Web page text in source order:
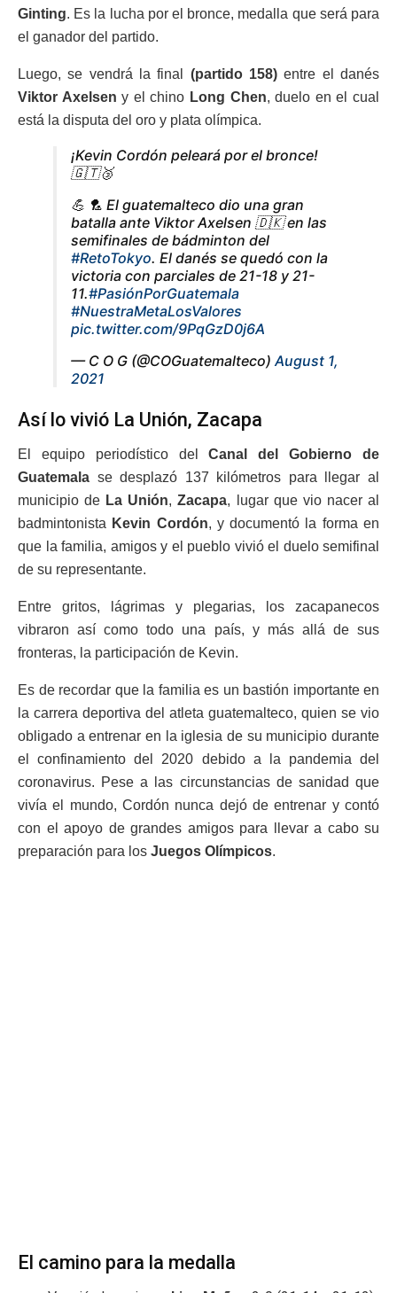
Ginting. Es la lucha por el bronce, medalla que será para
el ganador del partido.
Luego, se vendrá la final (partido 158) entre el danés
Viktor Axelsen y el chino Long Chen, duelo en el cual
está la disputa del oro y plata olímpica.
¡Kevin Cordón peleará por el bronce!
🇬🇹🥉
💪 🏸 El guatemalteco dio una gran
batalla ante Viktor Axelsen 🇩🇰 en las
semifinales de bádminton del
#RetoTokyo. El danés se quedó con la
victoria con parciales de 21-18 y 21-
11.#PasiónPorGuatemala
#NuestraMetaLosValores
pic.twitter.com/9PqGzD0j6A
— C O G (@COGuatemalteco)August 1,
2021
Así lo vivió La Unión, Zacapa
El equipo periodístico delCanal del Gobierno de
Guatemala se desplazó 137 kilómetros para llegar al
municipio de La Unión, Zacapa, lugar que vio nacer al
badmintonista Kevin Cordón, y documentó la forma en
que la familia, amigos y el pueblo vivió el duelo semifinal
de su representante.
Entre gritos, lágrimas y plegarias, los zacapanecos
vibraron así como todo una país, y más allá de sus
fronteras, la participación de Kevin.
Es de recordar que la familia es un bastión importante en
la carrera deportiva del atleta guatemalteco, quien se vio
obligado a entrenar en la iglesia de su municipio durante
el confinamiento del 2020 debido a la pandemia del
coronavirus. Pese a las circunstancias de sanidad que
vivía el mundo, Cordón nunca dejó de entrenar y contó
con el apoyo de grandes amigos para llevar a cabo su
preparación para los Juegos Olímpicos.
El camino para la medalla